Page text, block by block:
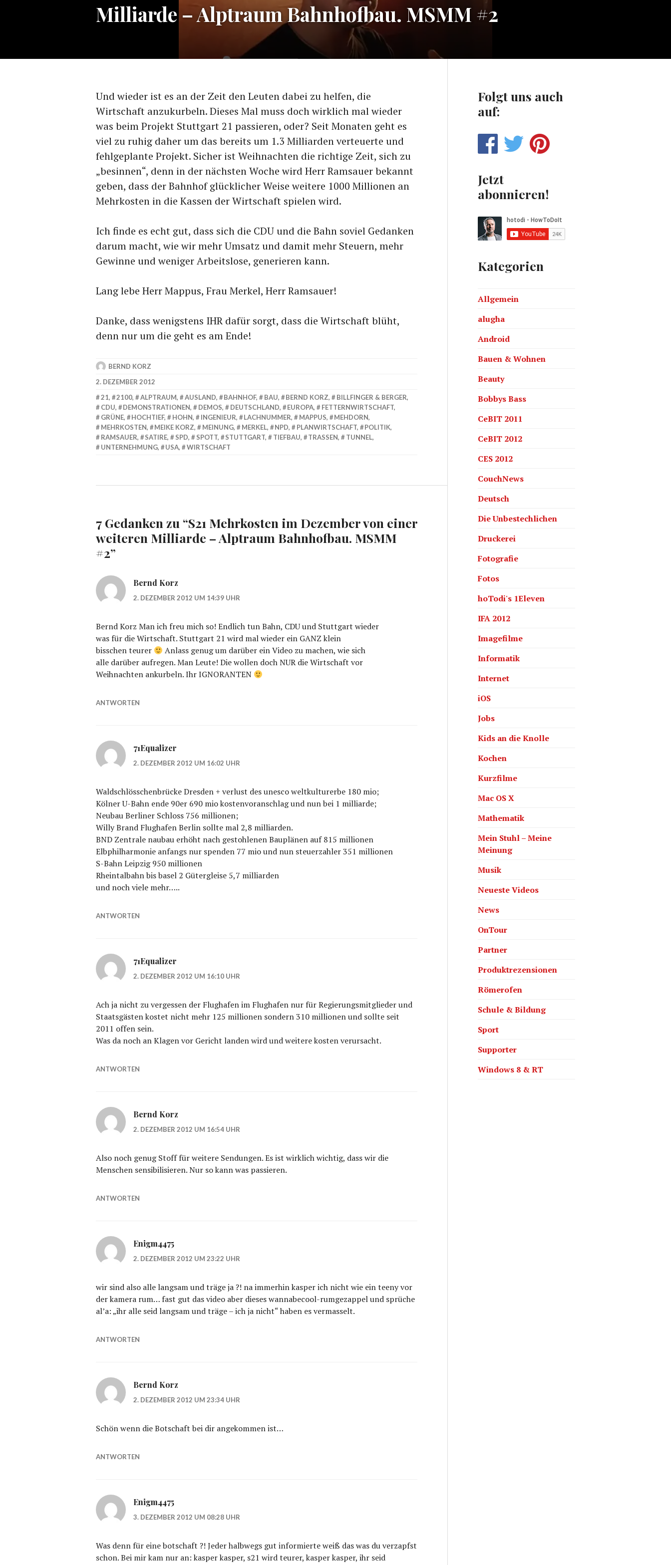
Milliarde – Alptraum Bahnhofbau. MSMM #2
Und wieder ist es an der Zeit den Leuten dabei zu helfen, die
Wirtschaft anzukurbeln. Dieses Mal muss doch wirklich mal wieder
was beim Projekt Stuttgart 21 passieren, oder? Seit Monaten geht es
viel zu ruhig daher um das bereits um 1.3 Milliarden verteuerte und
fehlgeplante Projekt. Sicher ist Weihnachten die richtige Zeit, sich zu
„besinnen“, denn in der nächsten Woche wird Herr Ramsauer bekannt
geben, dass der Bahnhof glücklicher Weise weitere 1000 Millionen an
Mehrkosten in die Kassen der Wirtschaft spielen wird.
Ich finde es echt gut, dass sich die CDU und die Bahn soviel Gedanken
darum macht, wie wir mehr Umsatz und damit mehr Steuern, mehr
Gewinne und weniger Arbeitslose, generieren kann.
Lang lebe Herr Mappus, Frau Merkel, Herr Ramsauer!
Danke, dass wenigstens IHR dafür sorgt, dass die Wirtschaft blüht,
denn nur um die geht es am Ende!
BERND KORZ
2. DEZEMBER 2012
21, 2100, ALPTRAUM, AUSLAND, BAHNHOF, BAU, BERND KORZ, BILLFINGER & BERGER,
CDU, DEMONSTRATIONEN, DEMOS, DEUTSCHLAND, EUROPA, FETTERNWIRTSCHAFT,
GRÜNE, HOCHTIEF, HOHN, INGENIEUR, LACHNUMMER, MAPPUS, MEHDORN,
MEHRKOSTEN, MEIKE KORZ, MEINUNG, MERKEL, NPD, PLANWIRTSCHAFT, POLITIK,
RAMSAUER, SATIRE, SPD, SPOTT, STUTTGART, TIEFBAU, TRASSEN, TUNNEL,
UNTERNEHMUNG, USA, WIRTSCHAFT
7 Gedanken zu “S21 Mehrkosten im Dezember von einer
weiteren Milliarde – Alptraum Bahnhofbau. MSMM
#2”
Bernd Korz
2. DEZEMBER 2012 UM 14:39 UHR
Bernd Korz Man ich freu mich so! Endlich tun Bahn, CDU und Stuttgart wieder
was für die Wirtschaft. Stuttgart 21 wird mal wieder ein GANZ klein
bisschen teurer
Anlass genug um darüber ein Video zu machen, wie sich
alle darüber aufregen. Man Leute! Die wollen doch NUR die Wirtschaft vor
Weihnachten ankurbeln. Ihr IGNORANTEN
ANTWORTEN
71Equalizer
2. DEZEMBER 2012 UM 16:02 UHR
Waldschlösschenbrücke Dresden + verlust des unesco weltkulturerbe 180 mio;
Kölner U-Bahn ende 90er 690 mio kostenvoranschlag und nun bei 1 milliarde;
Neubau Berliner Schloss 756 millionen;
Willy Brand Flughafen Berlin sollte mal 2,8 milliarden.
BND Zentrale naubau erhöht nach gestohlenen Bauplänen auf 815 millionen
Elbphilharmonie anfangs nur spenden 77 mio und nun steuerzahler 351 millionen
S-Bahn Leipzig 950 millionen
Rheintalbahn bis basel 2 Gütergleise 5,7 milliarden
und noch viele mehr…..
ANTWORTEN
71Equalizer
2. DEZEMBER 2012 UM 16:10 UHR
Ach ja nicht zu vergessen der Flughafen im Flughafen nur für Regierungsmitglieder und
Staatsgästen kostet nicht mehr 125 millionen sondern 310 millionen und sollte seit
2011 offen sein.
Was da noch an Klagen vor Gericht landen wird und weitere kosten verursacht.
ANTWORTEN
Bernd Korz
2. DEZEMBER 2012 UM 16:54 UHR
Also noch genug Stoff für weitere Sendungen. Es ist wirklich wichtig, dass wir die
Menschen sensibilisieren. Nur so kann was passieren.
ANTWORTEN
Enigm4475
2. DEZEMBER 2012 UM 23:22 UHR
wir sind also alle langsam und träge ja ?! na immerhin kasper ich nicht wie ein teeny vor
der kamera rum… fast gut das video aber dieses wannabecool-rumgezappel und sprüche
al’a: „ihr alle seid langsam und träge – ich ja nicht“ haben es vermasselt.
ANTWORTEN
Bernd Korz
2. DEZEMBER 2012 UM 23:34 UHR
Schön wenn die Botschaft bei dir angekommen ist…
ANTWORTEN
Enigm4475
3. DEZEMBER 2012 UM 08:28 UHR
Was denn für eine botschaft ?! Jeder halbwegs gut informierte weiß das was du verzapfst
schon. Bei mir kam nur an: kasper kasper, s21 wird teurer, kasper kasper, ihr seid
Folgt uns auch
auf:
Jetzt
abonnieren!
Kategorien
Allgemein
alugha
Android
Bauen & Wohnen
Beauty
Bobbys Bass
CeBIT 2011
CeBIT 2012
CES 2012
CouchNews
Deutsch
Die Unbestechlichen
Druckerei
Fotografie
Fotos
hoTodi's 1Eleven
IFA 2012
Imagefilme
Informatik
Internet
iOS
Jobs
Kids an die Knolle
Kochen
Kurzfilme
Mac OS X
Mathematik
Mein Stuhl – Meine
Meinung
Musik
Neueste Videos
News
OnTour
Partner
Produktrezensionen
Römerofen
Schule & Bildung
Sport
Supporter
Windows 8 & RT